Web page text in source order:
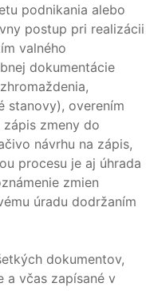
podnikania alebo
postup pri realizácii
valného
dokumentácie
stanovy), overením
zmeny do
návrhu na zápis,
procesu je aj úhrada
zmien
úradu dodržaním
dokumentov,
a včas zapísané v